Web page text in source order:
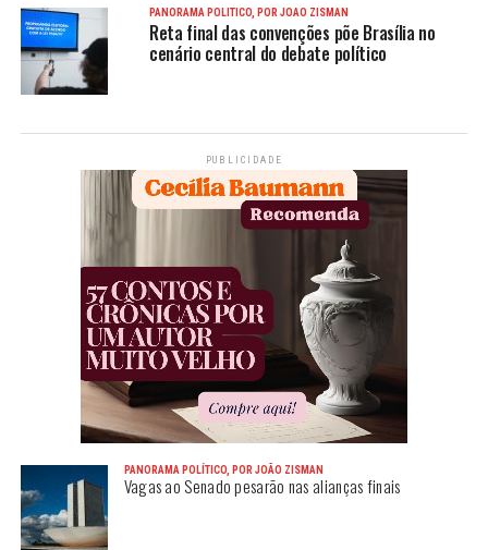
PANORAMA POLÍTICO, POR JOÃO ZISMAN
Reta final das convenções põe Brasília no
cenário central do debate político
PUBLICIDADE
PANORAMA POLÍTICO, POR JOÃO ZISMAN
Vagas ao Senado pesarão nas alianças finais